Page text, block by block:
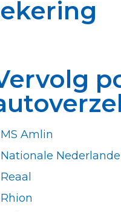
MS Amlin
Nationale
Reaal
Rhion